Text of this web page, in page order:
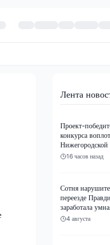
Лента
Проект-
конкурса
Нижегородской
16 часов назад
Сотня
переезде
заработала
4 августа